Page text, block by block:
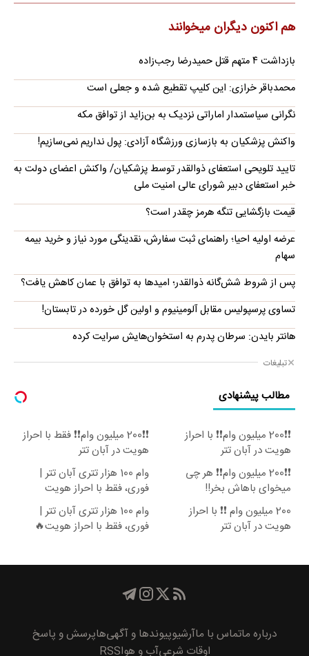
هم اکنون دیگران میخوانند
بازداشت ۴ متهم قتل حمیدرضا رجب‌زاده
محمدباقر خرازی: این کلیپ تقطیع شده و جعلی است
نگرانی سیاستمدار اماراتی نزدیک به بن‌زاید از توافق مکه
واکنش پزشکیان به بازسازی ورزشگاه آزادی: پول نداریم نمی‌سازیم!
تایید تلویحی استعفای ذوالقدر توسط پزشکیان/ واکنش اعضای دولت به
خبر استعفای دبیر شورای عالی امنیت ملی
قیمت بازگشایی تنگه هرمز چقدر است؟
عرضه اولیه احیا؛ راهنمای ثبت سفارش، نقدینگی مورد نیاز و خرید بیمه
سهام
پس از شروط شش‌گانه ذوالقدر؛ امیدها به توافق با عمان کاهش یافت؟
تساوی پرسپولیس مقابل آلومینیوم و اولین گل خورده در تابستان!
هانتر بایدن: سرطان پدرم به استخوان‌هایش سرایت کرده
تبلیغات
مطالب پیشنهادی
❗❗200 میلیون وام❗❗ با احراز
هویت در آبان تتر
❗❗200 میلیون وام❗❗ فقط با احراز
هویت در آبان تتر
❗❗200 میلیون وام❗❗ هر چی
میخوای باهاش بخر!!
وام 100 هزار تتری آبان تتر |
فوری، فقط با احراز هویت
200 میلیون وام ❗❗ با احراز
هویت در آبان تتر
وام 100 هزار تتری آبان تتر |
فوری، فقط با احراز هویت🔥
درباره ماتماس با ماآرشیوپیوند‌ها و آگهی‌هاپرسش و پاسخ
اوقات شرعیآب و هواRSS